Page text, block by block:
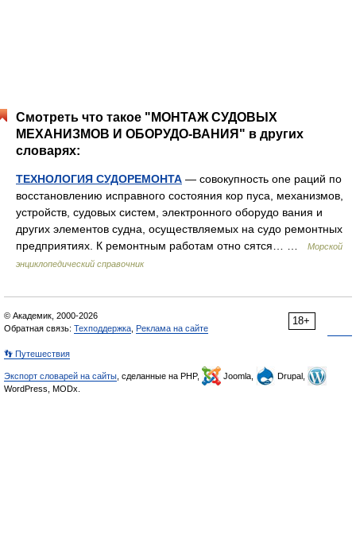
Смотреть что такое "МОНТАЖ СУДОВЫХ
МЕХАНИЗМОВ И ОБОРУДО-ВАНИЯ" в других
словарях:
ТЕХНОЛОГИЯ СУДОРЕМОНТА — совокупность one раций по
восстановлению исправного состояния кор пуса, механизмов,
устройств, судовых систем, электронного оборудо вания и
других элементов судна, осуществляемых на судо ремонтных
предприятиях. К ремонтным работам отно сятся… …
Морской
энциклопедический справочник
18+
© Академик, 2000-2026
Обратная связь: Техподдержка Реклама на сайте
👣 Путешествия
Экспорт словарей на сайты , сделанные на PHP, Joomla,
Drupal,
WordPress, MODx.